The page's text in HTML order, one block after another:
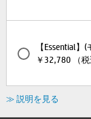
【Essential
￥32,780 （
≫ 説明を見る